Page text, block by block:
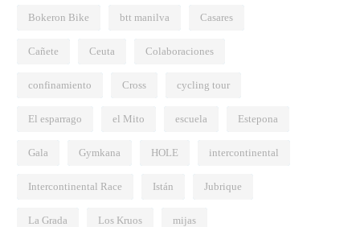
Bokeron Bike btt manilva Casares
Cañete Ceuta Colaboraciones
confinamiento Cross cycling tour
El esparrago el Mito escuela Estepona
Gala Gymkana HOLE intercontinental
Intercontinental Race Istán Jubrique
La Grada Los Kruos mijas